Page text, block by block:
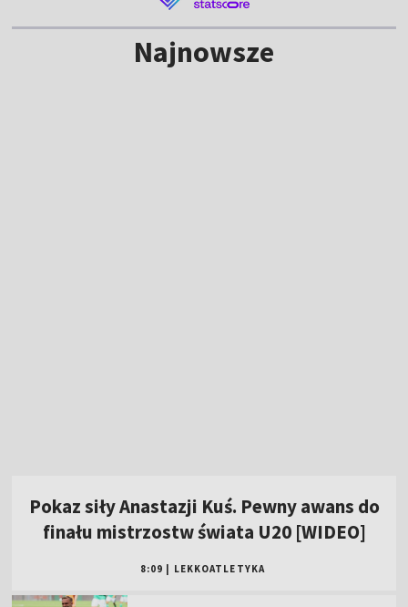
Najnowsze
Pokaz siły Anastazji Kuś. Pewny awans do
finału mistrzostw świata U20 [WIDEO]
8:09 LEKKOATLETYKA